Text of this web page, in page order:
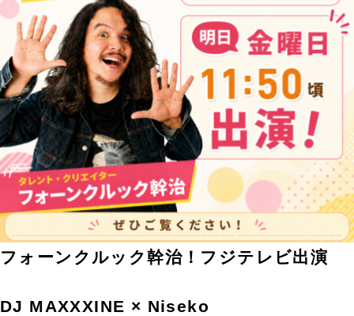
フォーンクルック幹治！フジテレビ出演
DJ MAXXXINE × Niseko